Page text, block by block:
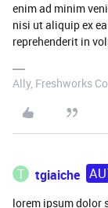
enim ad minim
nisi ut aliquip ex
reprehenderit in
Ally, Freshworks
T tgiaiche
lorem ipsum dolor